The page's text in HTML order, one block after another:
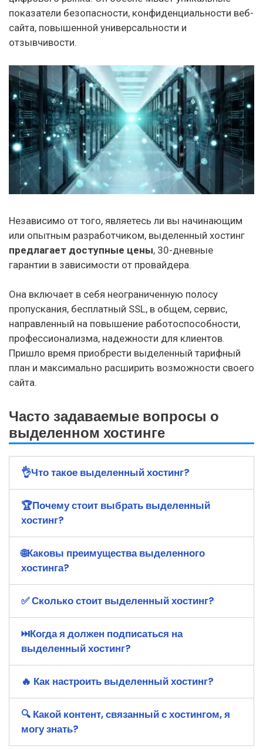
показатели безопасности, конфиденциальности веб-
сайта, повышенной универсальности и
отзывчивости.
Независимо от того, являетесь ли вы начинающим
или опытным разработчиком, выделенный хостинг
предлагает доступные цены, 30-дневные
гарантии в зависимости от провайдера.
Она включает в себя неограниченную полосу
пропускания, бесплатный SSL, в общем, сервис,
направленный на повышение работоспособности,
профессионализма, надежности для клиентов.
Пришло время приобрести выделенный тарифный
план и максимально расширить возможности своего
сайта.
Часто задаваемые вопросы о
выделенном хостинге
👌Что такое выделенный хостинг?
🏆Почему стоит выбрать выделенный
хостинг?
🌐Каковы преимущества выделенного
хостинга?
✅ Сколько стоит выделенный хостинг?
⏭Когда я должен подписаться на
выделенный хостинг?
🔥 Как настроить выделенный хостинг?
🔍 Какой контент, связанный с хостингом, я
могу знать?